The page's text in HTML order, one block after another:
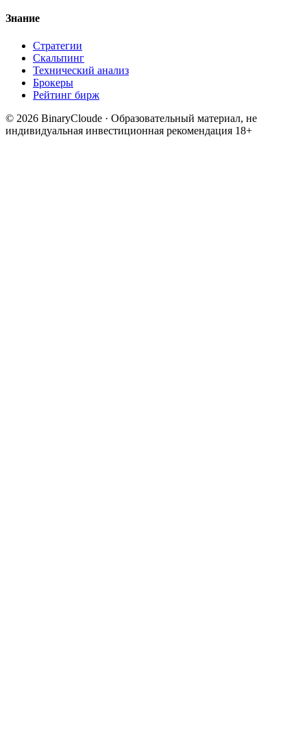
Знание
Стратегии
Скальпинг
Технический анализ
Брокеры
Рейтинг бирж
© 2026 BinaryCloude · Образовательный материал, не
индивидуальная инвестиционная рекомендация 18+